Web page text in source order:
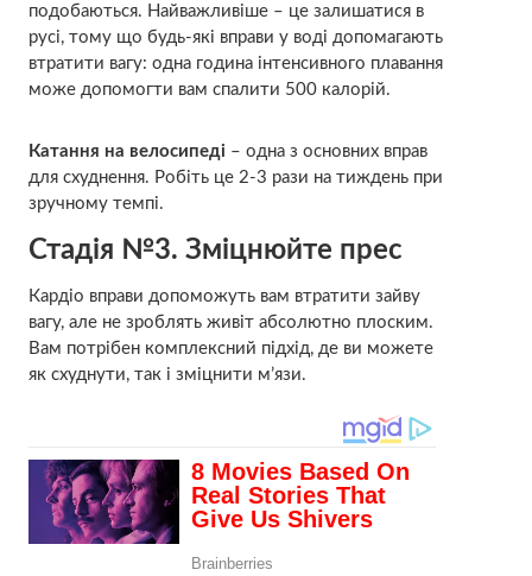
подобаються. Найважливіше – це залишатися в
русі, тому що будь-які вправи у воді допомагають
втратити вагу: одна година інтенсивного плавання
може допомогти вам спалити 500 калорій.
Катання на велосипеді – одна з основних вправ
для схуднення. Робіть це 2-3 рази на тиждень при
зручному темпі.
Стадія №3. Зміцнюйте прес
Кардіо вправи допоможуть вам втратити зайву
вагу, але не зроблять живіт абсолютно плоским.
Вам потрібен комплексний підхід, де ви можете
як схуднути, так і зміцнити м’язи.